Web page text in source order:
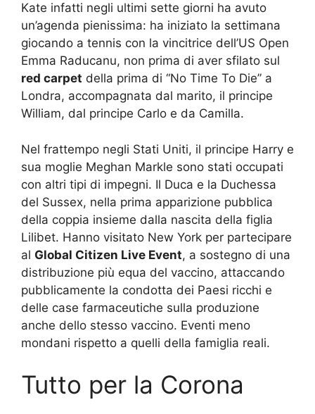
Kate infatti negli ultimi sette giorni ha avuto
un’agenda pienissima: ha iniziato la settimana
giocando a tennis con la vincitrice dell’US Open
Emma Raducanu, non prima di aver sfilato sul
red carpet della prima di “No Time To Die” a
Londra, accompagnata dal marito, il principe
William, dal principe Carlo e da Camilla.
Nel frattempo negli Stati Uniti, il principe Harry e
sua moglie Meghan Markle sono stati occupati
con altri tipi di impegni. Il Duca e la Duchessa
del Sussex, nella prima apparizione pubblica
della coppia insieme dalla nascita della figlia
Lilibet. Hanno visitato New York per partecipare
al Global Citizen Live Event, a sostegno di una
distribuzione più equa del vaccino, attaccando
pubblicamente la condotta dei Paesi ricchi e
delle case farmaceutiche sulla produzione
anche dello stesso vaccino. Eventi meno
mondani rispetto a quelli della famiglia reali.
Tutto per la Corona